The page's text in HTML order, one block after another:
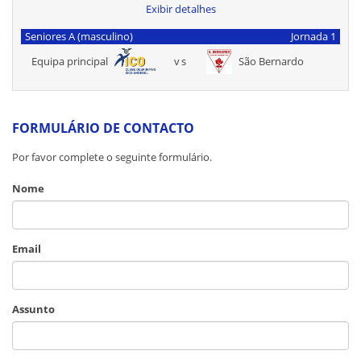
Exibir detalhes
Seniores A (masculino)
Jornada 1
Equipa principal
vs São Bernardo
FORMULÁRIO DE CONTACTO
Por favor complete o seguinte formulário.
Nome
Email
Assunto